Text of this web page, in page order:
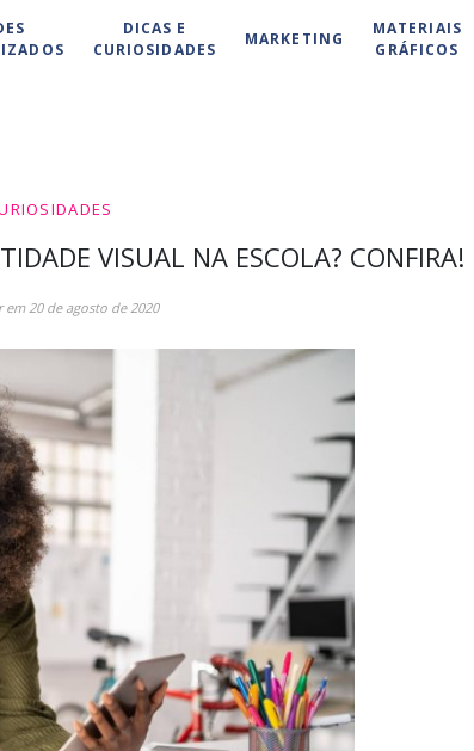
DICAS E
CURIOSIDADES
MARKETING
MATERIAIS
GRÁFICOS
VISUAL NA ESCOLA? CONFIRA!
em 20 de agosto de 2020